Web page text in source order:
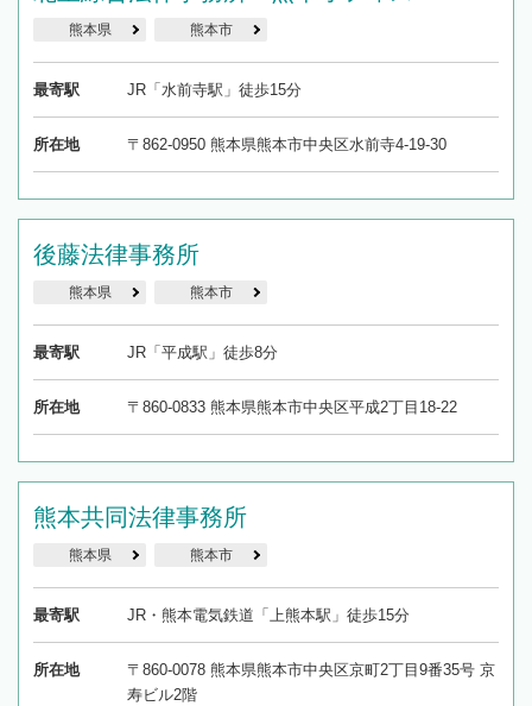
熊本県 熊本市
最寄駅 JR「水前寺駅」徒歩15分
所在地 〒862-0950 熊本県熊本市中央区水前寺4-19-30
後藤法律事務所
熊本県 熊本市
最寄駅 JR「平成駅」徒歩8分
所在地 〒860-0833 熊本県熊本市中央区平成2丁目18-22
熊本共同法律事務所
熊本県 熊本市
最寄駅 JR・熊本電気鉄道「上熊本駅」徒歩15分
所在地
〒860-0078 熊本県熊本市中央区京町2丁目9番35号 京
寿ビル2階